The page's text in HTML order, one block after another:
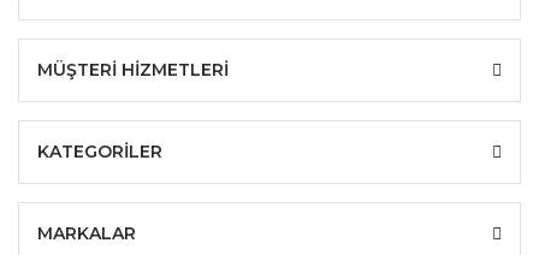
MÜŞTERİ HİZMETLERİ
KATEGORİLER
MARKALAR